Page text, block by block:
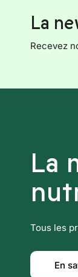
La
Recevez
La
Tous les
En